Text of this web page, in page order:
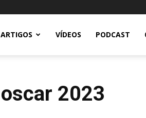
ARTIGOS VÍDEOS PODCAST
oscar 2023